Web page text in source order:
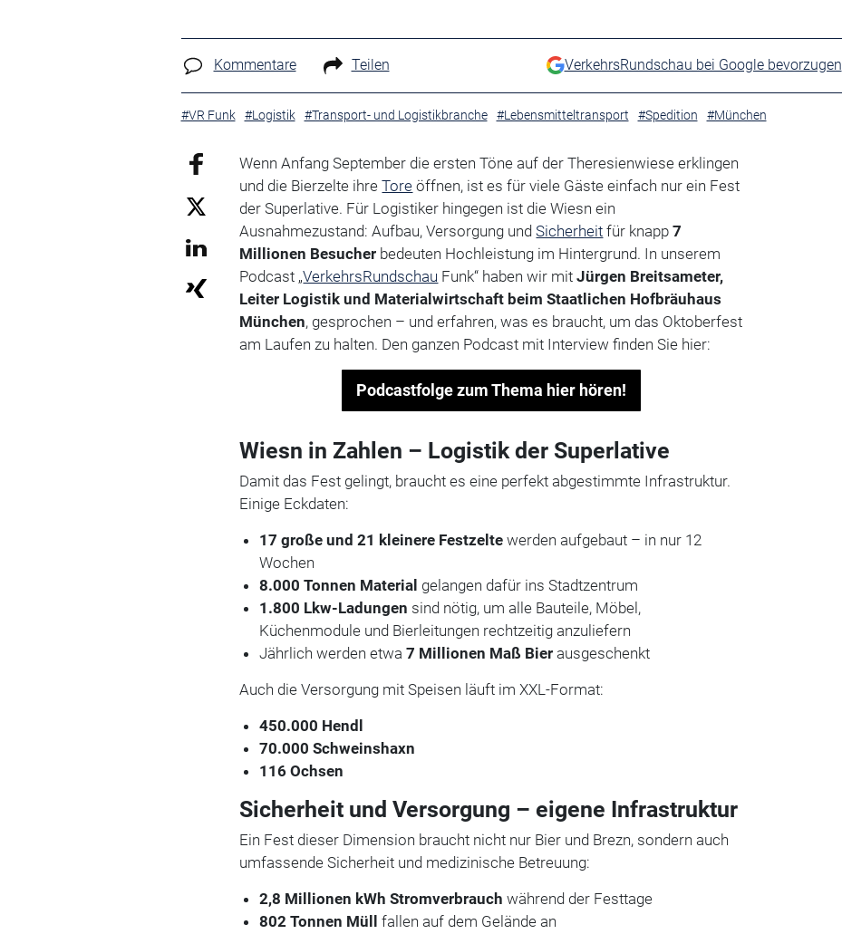
Kommentare Teilen VerkehrsRundschau bei Google bevorzugen
#VR Funk #Logistik #Transport- und Logistikbranche #Lebensmitteltransport #Spedition #München
Wenn Anfang September die ersten Töne auf der Theresienwiese erklingen
und die Bierzelte ihreTore öffnen, ist es für viele Gäste einfach nur ein Fest
der Superlative. Für Logistiker hingegen ist die Wiesn ein
Ausnahmezustand: Aufbau, Versorgung undSicherheit für knapp7
Millionen Besucher bedeuten Hochleistung im Hintergrund. In unserem
Podcast „VerkehrsRundschau Funk“ haben wir mitJürgen Breitsameter,
Leiter Logistik und Materialwirtschaft beim Staatlichen Hofbräuhaus
München, gesprochen – und erfahren, was es braucht, um das Oktoberfest
am Laufen zu halten. Den ganzen Podcast mit Interview finden Sie hier:
Podcastfolge zum Thema hier hören!
Wiesn in Zahlen – Logistik der Superlative
Damit das Fest gelingt, braucht es eine perfekt abgestimmte Infrastruktur.
Einige Eckdaten:
17 große und 21 kleinere Festzelte werden aufgebaut – in nur 12
Wochen
8.000 Tonnen Material gelangen dafür ins Stadtzentrum
1.800 Lkw-Ladungen sind nötig, um alle Bauteile, Möbel,
Küchenmodule und Bierleitungen rechtzeitig anzuliefern
Jährlich werden etwa7 Millionen Maß Bier ausgeschenkt
Auch die Versorgung mit Speisen läuft im XXL-Format:
450.000 Hendl
70.000 Schweinshaxn
116 Ochsen
Sicherheit und Versorgung – eigene Infrastruktur
Ein Fest dieser Dimension braucht nicht nur Bier und Brezn, sondern auch
umfassende Sicherheit und medizinische Betreuung:
2,8 Millionen kWh Stromverbrauch während der Festtage
802 Tonnen Müll
fallen auf dem Gelände an